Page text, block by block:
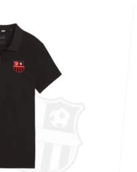
keine Produkte im